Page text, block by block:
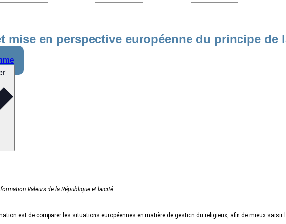
mise en perspective européenne du principe de
Ajouter au calendrier
Valeurs de la République et laïcité
est de comparer les situations européennes en matière de gestion du religieux, afin de mieux saisir